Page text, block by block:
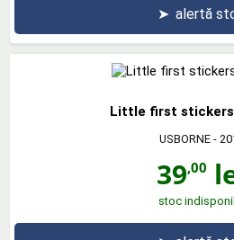
➤ alertă
Little first
USBORNE-
39,00
stoc